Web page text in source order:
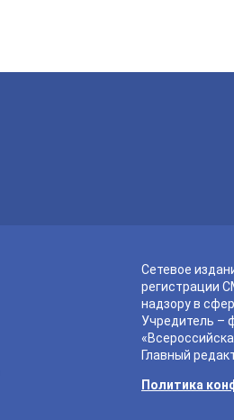
Сетевое
регистрации
надзору в
Учредитель –
Главный
Политика